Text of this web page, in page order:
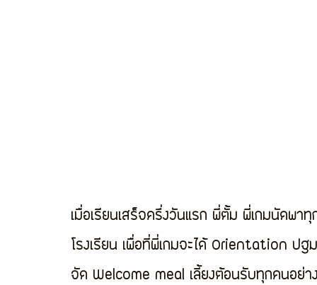
เมื่อเรียนเสร็จครึ่งวันแรก พี่ตั้ม พี่เกมนัดพา
โรงเรียน เพื่อที่พี่เกมจะได้ Orientation ป
จัด Welcome meal เลี้ยงต้อนรับทุกคนอย่า